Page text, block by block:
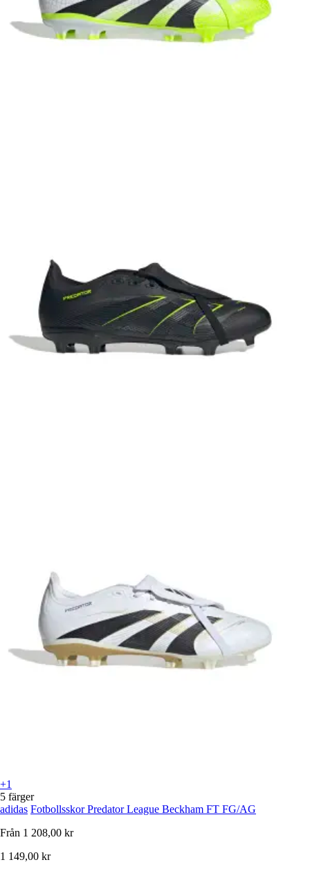
+1
5 färger
adidas Fotbollsskor Predator League Beckham FT FG/AG
Från 1 208,00 kr
1 149,00 kr